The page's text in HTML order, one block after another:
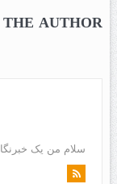
AUTHOR
سلام من یک